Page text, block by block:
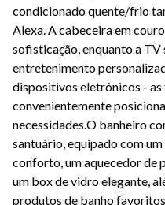
condicionado quente/frio
Alexa. A cabeceira em
sofisticação, enquanto a
entretenimento
dispositivos eletrônicos - as
convenientemente
necessidades.O banheiro
santuário, equipado com
conforto, um aquecedor de
um box de vidro elegante,
produtos de banho